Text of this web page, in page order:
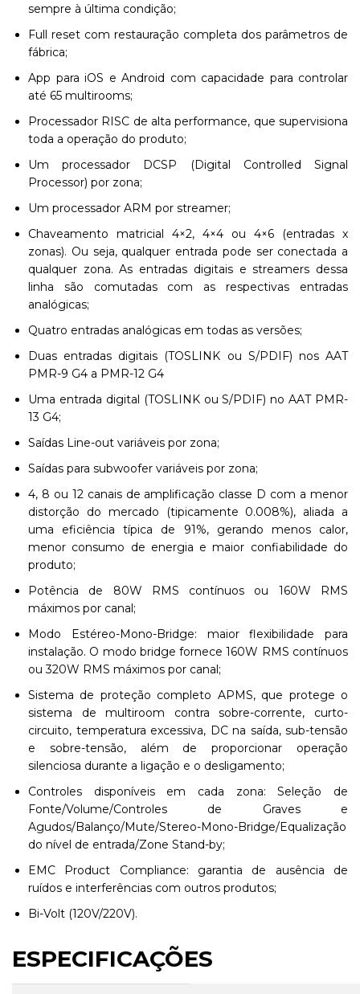
sempre à última condição;
Full reset com restauração completa dos parâmetros de
fábrica;
App para iOS e Android com capacidade para controlar
até 65 multirooms;
Processador RISC de alta performance, que supervisiona
toda a operação do produto;
Um processador DCSP (Digital Controlled Signal
Processor) por zona;
Um processador ARM por streamer;
Chaveamento matricial 4×2, 4×4 ou 4×6 (entradas x
zonas). Ou seja, qualquer entrada pode ser conectada a
qualquer zona. As entradas digitais e streamers dessa
linha são comutadas com as respectivas entradas
analógicas;
Quatro entradas analógicas em todas as versões;
Duas entradas digitais (TOSLINK ou S/PDIF) nos AAT
PMR-9 G4 a PMR-12 G4
Uma entrada digital (TOSLINK ou S/PDIF) no AAT PMR-
13 G4;
Saídas Line-out variáveis por zona;
Saídas para subwoofer variáveis por zona;
4, 8 ou 12 canais de amplificação classe D com a menor
distorção do mercado (tipicamente 0.008%), aliada a
uma eficiência típica de 91%, gerando menos calor,
menor consumo de energia e maior confiabilidade do
produto;
Potência de 80W RMS contínuos ou 160W RMS
máximos por canal;
Modo Estéreo-Mono-Bridge: maior flexibilidade para
instalação. O modo bridge fornece 160W RMS contínuos
ou 320W RMS máximos por canal;
Sistema de proteção completo APMS, que protege o
sistema de multiroom contra sobre-corrente, curto-
circuito, temperatura excessiva, DC na saída, sub-tensão
e sobre-tensão, além de proporcionar operação
silenciosa durante a ligação e o desligamento;
Controles disponíveis em cada zona: Seleção de
Fonte/Volume/Controles de Graves e
Agudos/Balanço/Mute/Stereo-Mono-Bridge/Equalização
do nível de entrada/Zone Stand-by;
EMC Product Compliance: garantia de ausência de
ruídos e interferências com outros produtos;
Bi-Volt (120V/220V).
ESPECIFICAÇÕES